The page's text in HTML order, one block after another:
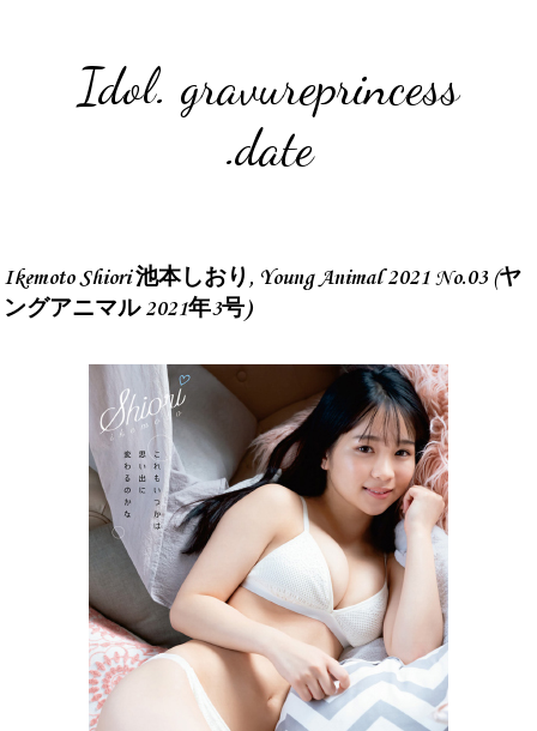
Idol. gravureprincess
.date
Ikemoto Shiori 池本しおり, Young Animal 2021 No.03 (ヤ
ングアニマル 2021年3号)